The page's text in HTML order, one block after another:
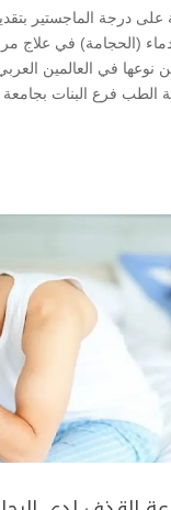
درجة الماجستير بتقدير
(الحجامة) في علاج
نوعها في العالمين
الطب فرع البنات بجامعة